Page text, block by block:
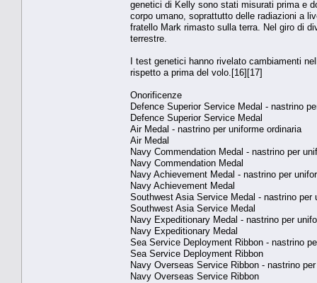
genetici di Kelly sono stati misurati prima e
corpo umano, soprattutto delle radiazioni a
fratello Mark rimasto sulla terra. Nel giro di
terrestre.
I test genetici hanno rivelato cambiamenti
rispetto a prima del volo.[16][17]
Onorificenze
Defence Superior Service Medal - nastrino
Defence Superior Service Medal
Air Medal - nastrino per uniforme ordinaria
Air Medal
Navy Commendation Medal - nastrino per
Navy Commendation Medal
Navy Achievement Medal - nastrino per
Navy Achievement Medal
Southwest Asia Service Medal - nastrino per
Southwest Asia Service Medal
Navy Expeditionary Medal - nastrino per
Navy Expeditionary Medal
Sea Service Deployment Ribbon - nastrino
Sea Service Deployment Ribbon
Navy Overseas Service Ribbon - nastrino
Navy Overseas Service Ribbon